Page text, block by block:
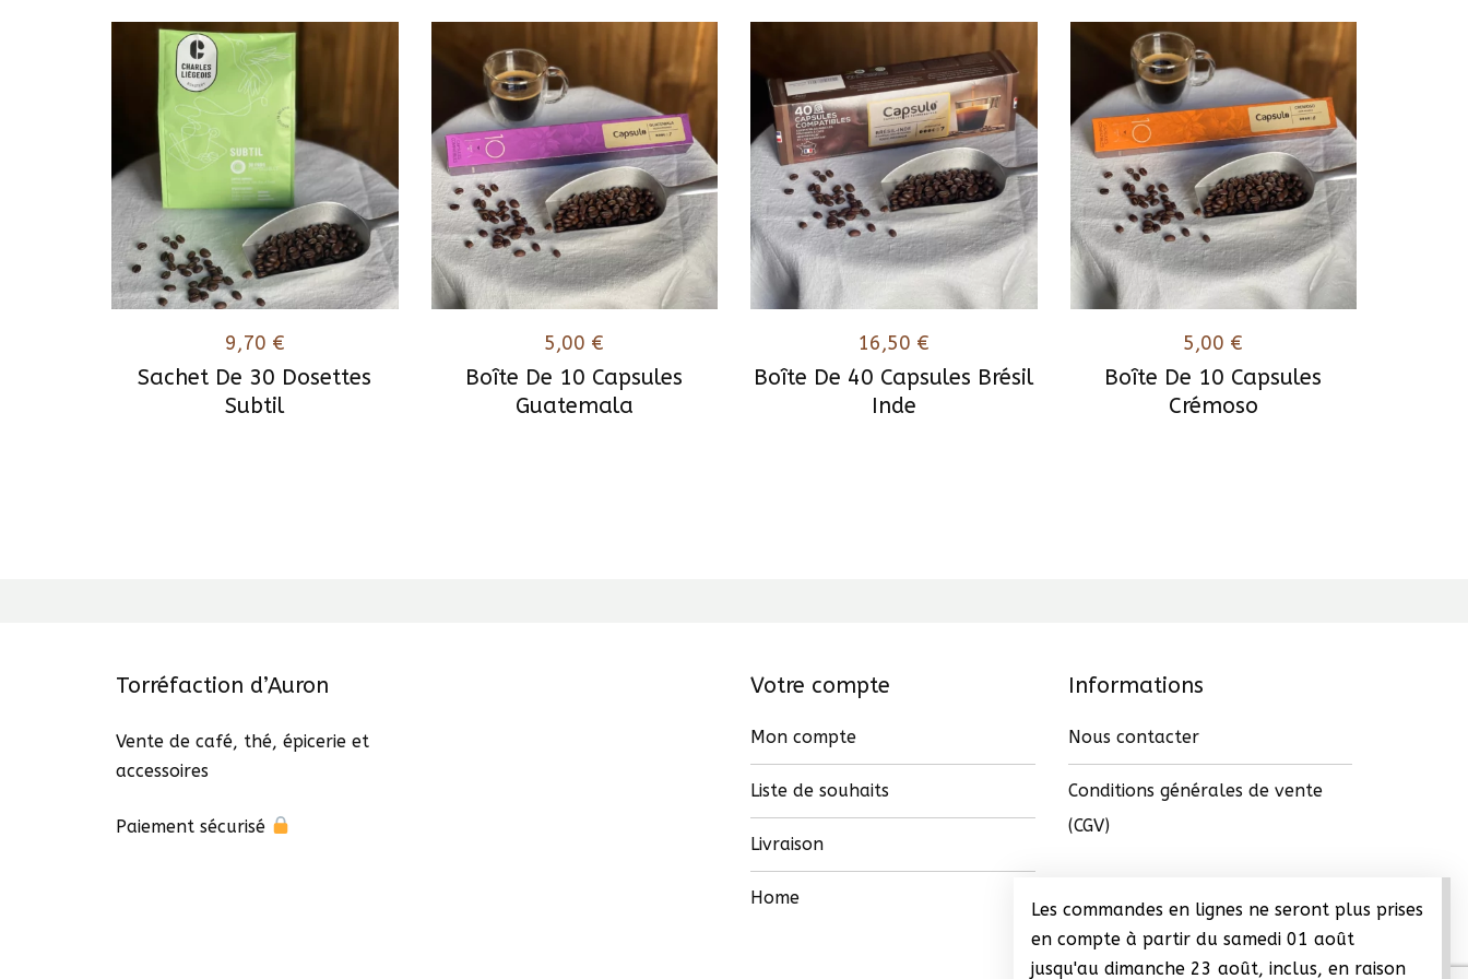
Les commandes en lignes ne seront plus prises
en compte à partir du samedi 01 août
jusqu'au dimanche 23 août, inclus, en raison
Sachet De 30 Dosettes
Subtil
9,70 €
Boîte De 10 Capsules
Guatemala
5,00 €
Boîte De 40 Capsules Brésil
Inde
16,50 €
Boîte De 10 Capsules
Crémoso
5,00 €
Torréfaction d’Auron
Vente de café, thé, épicerie et
accessoires
Paiement sécurisé
Votre compte
Mon compte
Liste de souhaits
Livraison
Home
Informations
Nous contacter
Conditions générales de vente
(CGV)